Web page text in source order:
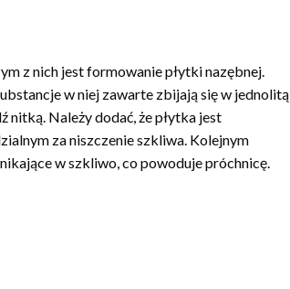
z nich jest formowanie płytki nazębnej.
w niej zawarte zbijają się w jednolitą
nitką. Należy dodać, że płytka jest
za niszczenie szkliwa. Kolejnym
w szkliwo, co powoduje próchnicę.